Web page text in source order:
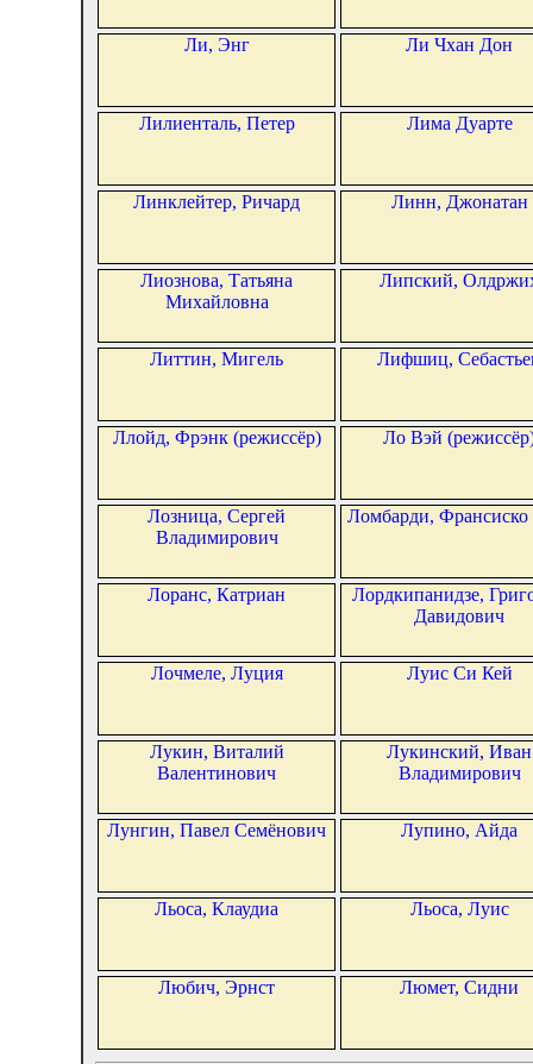
Ли, Энг Ли Чхан Дон
Лилиенталь, Петер Лима Дуарте
Линклейтер, Ричард Линн, Джонатан
Лиознова, Татьяна
Михайловна
Липский,
Литтин, Мигель Лифшиц,
Ллойд, Фрэнк (режиссёр) Ло Вэй
Лозница, Сергей
Владимирович
Ломбарди, Франсиско
Лоранс, Катриан
Лордкипанидзе,
Давидович
Лочмеле, Луция Луис Си Кей
Лукин, Виталий
Валентинович
Лукинский, Иван
Владимирович
Лунгин, Павел Семёнович Лупино, Айда
Льоса, Клаудиа Льоса, Луис
Любич, Эрнст Люмет, Сидни